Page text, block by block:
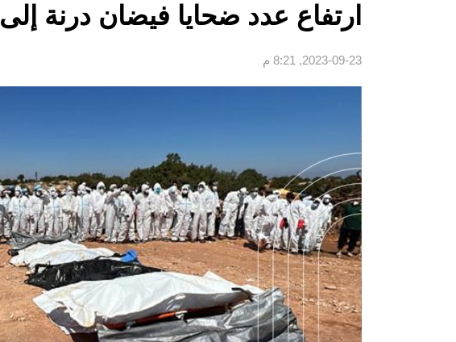
ارتفاع عدد ضحايا فيضان درنة إلى 3845 قتيلاً
2023-09-23, 8:21 م